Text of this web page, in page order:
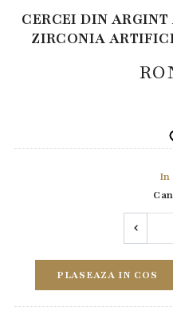
CERCEI DIN
ZIRCONIA
In
PLASEAZA IN COS